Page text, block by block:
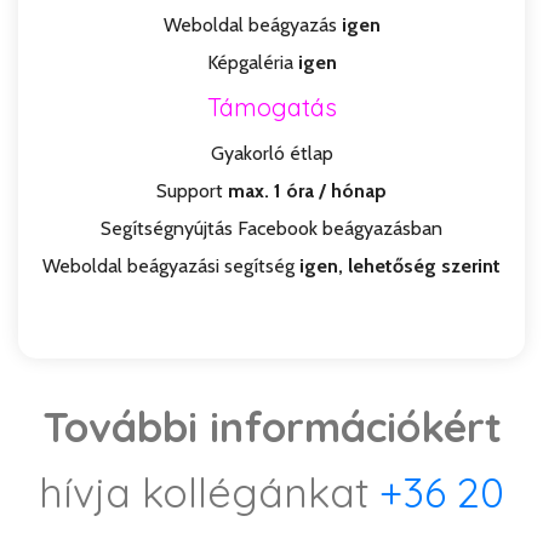
Weboldal beágyazás igen
Képgaléria igen
Támogatás
Gyakorló étlap
Support max. 1 óra / hónap
Segítségnyújtás Facebook beágyazásban
Weboldal beágyazási segítség igen, lehetőség szerint
További információkért
hívja kollégánkat +36 20